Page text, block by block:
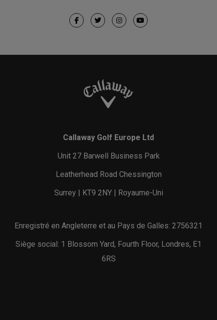
Callaway Golf Europe Ltd
Unit 27 Barwell Business Park
Leatherhead Road Chessington
Surrey | KT9 2NY | Royaume-Uni
Enregistré en Angleterre et au Pays de Galles: 2756321
Siège social: 1 Blossom Yard, Fourth Floor, Londres, E1
6RS